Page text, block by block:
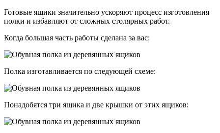
Готовые ящики значительно ускоряют процесс изготовления
полки и избавляют от сложных столярных работ.
Когда большая часть работы сделана за вас:
Полка изготавливается по следующей схеме:
Понадобятся три ящика и две крышки от этих ящиков: